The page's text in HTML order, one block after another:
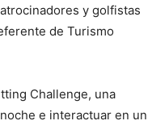
y golfistas
de Turismo
Challenge, una
e interactuar en un